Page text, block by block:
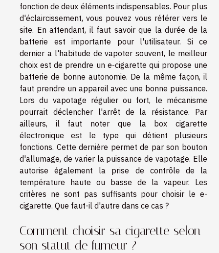
fonction de deux éléments indispensables. Pour plus
d'éclaircissement, vous pouvez vous référer vers le
site. En attendant, il faut savoir que la durée de la
batterie est importante pour l'utilisateur. Si ce
dernier a l'habitude de vapoter souvent, le meilleur
choix est de prendre un e-cigarette qui propose une
batterie de bonne autonomie. De la même façon, il
faut prendre un appareil avec une bonne puissance.
Lors du vapotage régulier ou fort, le mécanisme
pourrait déclencher l'arrêt de la résistance. Par
ailleurs, il faut noter que la box cigarette
électronique est le type qui détient plusieurs
fonctions. Cette dernière permet de par son bouton
d'allumage, de varier la puissance de vapotage. Elle
autorise également la prise de contrôle de la
température haute ou basse de la vapeur. Les
critères ne sont pas suffisants pour choisir le e-
cigarette. Que faut-il d'autre dans ce cas ?
Comment choisir sa cigarette selon
son statut de fumeur ?